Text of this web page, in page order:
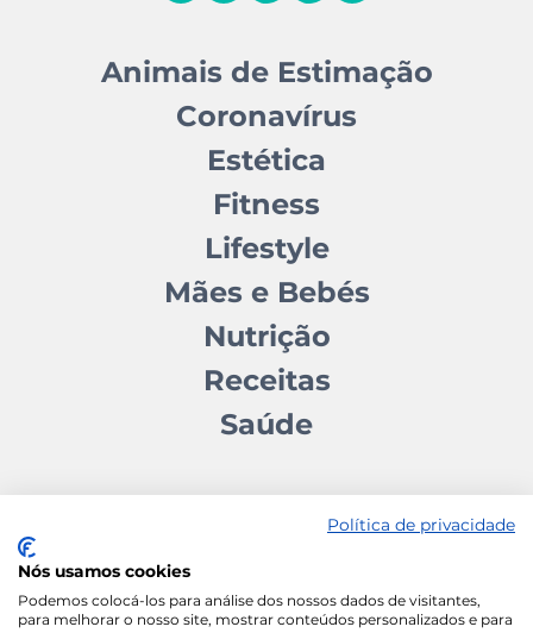
Animais de Estimação
Coronavírus
Estética
Fitness
Lifestyle
Mães e Bebés
Nutrição
Receitas
Saúde
Contactos Quem somos Autores
Estatuto Editorial
Política de privacidade
Nós usamos cookies
Podemos colocá-los para análise dos nossos dados de visitantes,
para melhorar o nosso site, mostrar conteúdos personalizados e para